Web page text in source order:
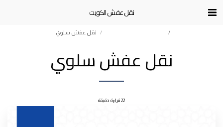
نقل عفش الكويت
نقل عفش سلوي
نقل عفش سلوي
22 قراءة دقيقة